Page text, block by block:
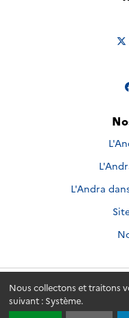
Nous collectons et traitons
suivant : Système.
L'Andra
Andra.fr ©